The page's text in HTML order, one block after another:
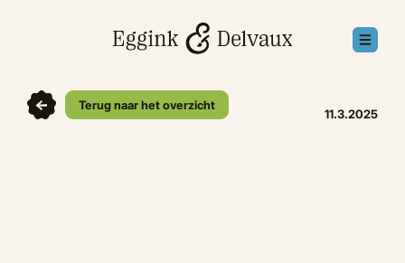
Terug naar het overzicht
11.3.2025